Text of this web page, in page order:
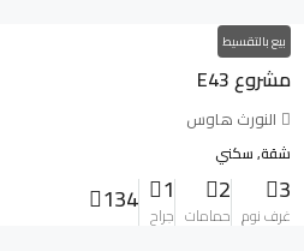
بيع بالتقسيط
مشروع E43
النورث هاوس
شقة, سكني
3
غرف نوم
2
حمامات
1
جراح 134